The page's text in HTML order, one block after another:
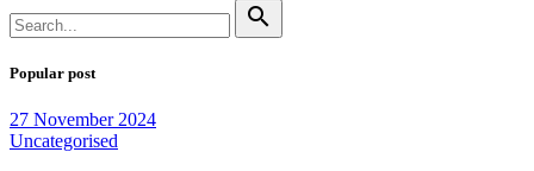
search
Popular post
27 November 2024
Uncategorised